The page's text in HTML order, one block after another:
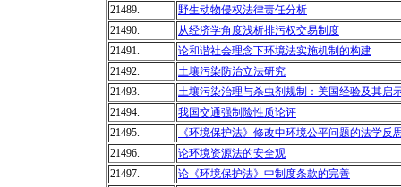
21489.
野生动物侵权法律责任分析
21490.
从经济学角度浅析排污权交易制度
21491.
论和谐社会理念下环境法实施机制的构建
21492.
土壤污染防治立法研究
21493.
土壤污染治理与杀虫剂规制：美国经验及其启
21494.
我国交通强制险性质论评
21495.
《环境保护法》修改中环境公平问题的法学反
21496.
论环境资源法的安全观
21497.
论《环境保护法》中制度条款的完善